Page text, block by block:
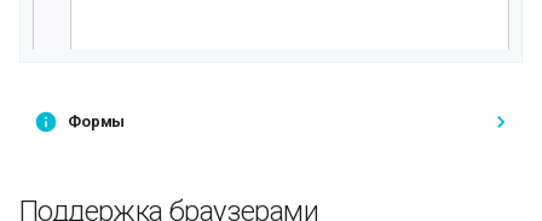
Формы
Поддержка браузерами